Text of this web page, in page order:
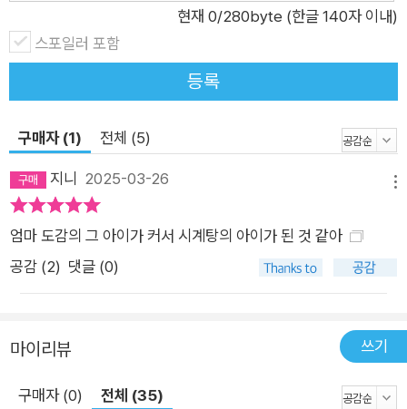
장할 기회를 얻게 되길 바랍니다. - 작가의 기획 의도 중에서
현재 0/280byte (한글 140자 이내)
스포일러 포함
등록
구매자 (1) 전체 (5)
지니 2025-03-26
엄마 도감의 그 아이가 커서 시계탕의 아이가 된 것 같아
공감 (2) 댓글 (0)
마이리뷰 쓰기
구매자 (0) 전체 (35)